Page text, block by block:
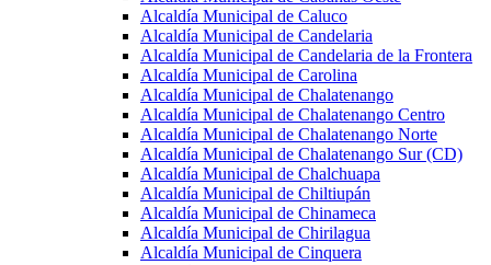
Alcaldía Municipal de Caluco
Alcaldía Municipal de Candelaria
Alcaldía Municipal de Candelaria de la Frontera
Alcaldía Municipal de Carolina
Alcaldía Municipal de Chalatenango
Alcaldía Municipal de Chalatenango Centro
Alcaldía Municipal de Chalatenango Norte
Alcaldía Municipal de Chalatenango Sur (CD)
Alcaldía Municipal de Chalchuapa
Alcaldía Municipal de Chiltiupán
Alcaldía Municipal de Chinameca
Alcaldía Municipal de Chirilagua
Alcaldía Municipal de Cinquera